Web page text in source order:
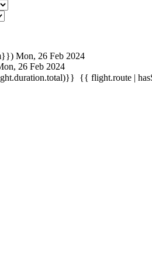
Mon, 26 Feb 2024
26 Feb 2024
{{ flight.route |